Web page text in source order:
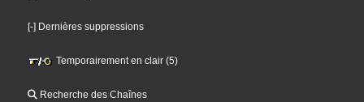
[-] Dernières suppressions
Temporairement en clair (5)
Recherche des Chaînes